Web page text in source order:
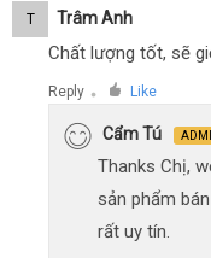
T Trâm Anh
Chất lượng tốt, sẽ
Reply ● Like
Cẩm Tú
Thanks Chị,
sản phẩm
rất uy tín.